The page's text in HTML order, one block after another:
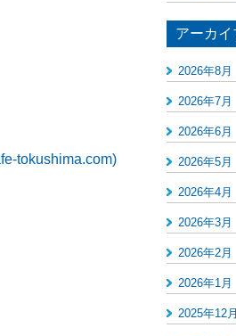
tokushima.com)
アーカイ
2026年8月
2026年7月
2026年6月
2026年5月
2026年4月
2026年3月
2026年2月
2026年1月
2025年12月